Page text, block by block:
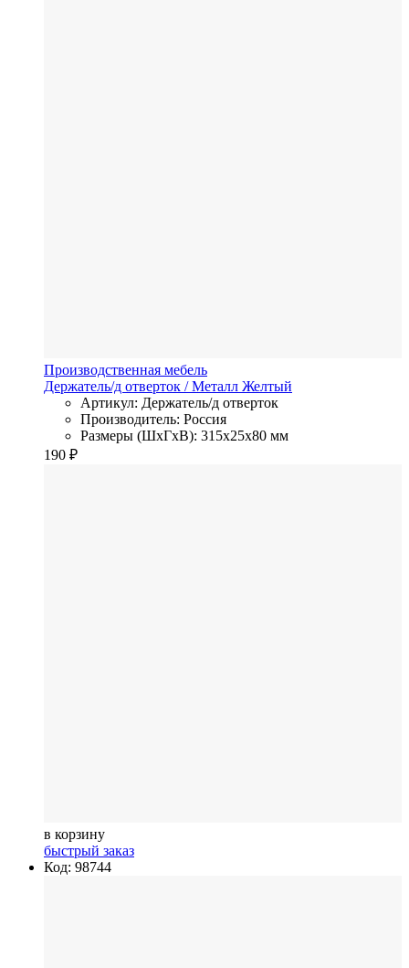
Производственная мебель
Держатель/д отверток / Металл Желтый
Артикул: Держатель/д отверток
Производитель: Россия
Размеры (ШхГхВ): 315x25x80 мм
190 ₽
в корзину
быстрый заказ
Код: 98744